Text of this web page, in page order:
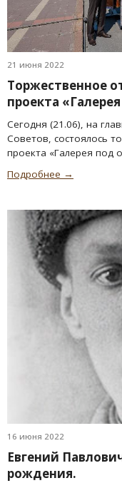
21 июня 2022
Торжественное
проекта
Сегодня (21.06), на
Советов, состоялось
проекта «Галерея под
Подробнее →
16 июня 2022
Евгений
рождения.